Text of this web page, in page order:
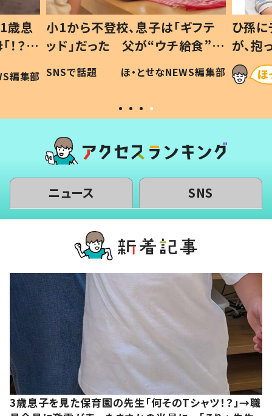
歳息
？」
編集部
小1から不登校、息子は「ギフテ
ッド」だった 父が“ウチ給食”を
作り続ける理由とは #令和の親
#令和の子
SNSで話題 ほ・とせなNEWS編集部
ひ孫
が、
「涙が
い」
ニュース SNS
3歳息子を見た保育園の先生「何そのTシャツ！？」→職